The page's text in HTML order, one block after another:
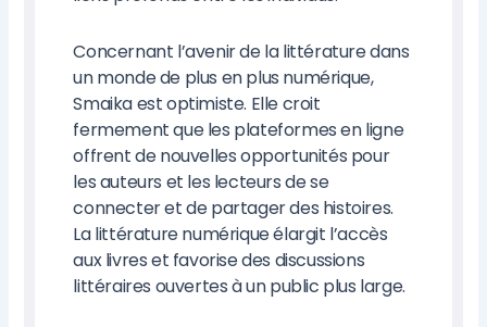
Concernant l’avenir de la littérature dans
un monde de plus en plus numérique,
Smaika est optimiste. Elle croit
fermement que les plateformes en ligne
offrent de nouvelles opportunités pour
les auteurs et les lecteurs de se
connecter et de partager des histoires.
La littérature numérique élargit l’accès
aux livres et favorise des discussions
littéraires ouvertes à un public plus large.